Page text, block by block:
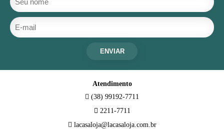
ENVIAR
Atendimento
(38) 99192-7711
2211-7711
lacasaloja@lacasaloja.com.br